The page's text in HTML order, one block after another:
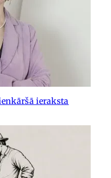
ieraksta